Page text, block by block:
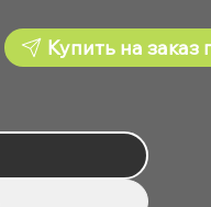
Купить на